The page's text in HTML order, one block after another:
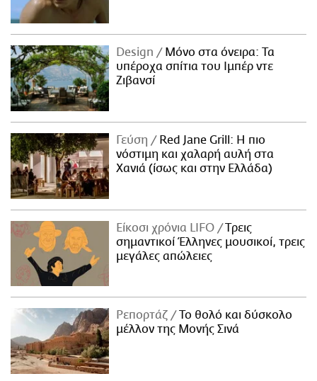
Design
Μόνο στα όνειρα: Τα
υπέροχα σπίτια του Ιμπέρ ντε
Ζιβανσί
Γεύση
Red Jane Grill: Η πιο
νόστιμη και χαλαρή αυλή στα
Χανιά (ίσως και στην Ελλάδα)
Είκοσι χρόνια LIFO
Tρεις
σημαντικοί Έλληνες μουσικοί, τρεις
μεγάλες απώλειες
Ρεπορτάζ
Το θολό και δύσκολο
μέλλον της Μονής Σινά